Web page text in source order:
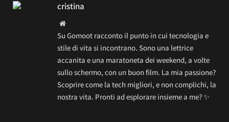
cristina
Website
Su Gomoot racconto il punto in cui tecnologia e
stile di vita si incontrano. Sono una lettrice
accanita e una maratoneta dei weekend, a volte
sullo schermo, con un buon film. La mia passione?
Scoprire come la tech migliori, e non complichi, la
nostra vita. Pronti ad esplorare insieme a me? ✨